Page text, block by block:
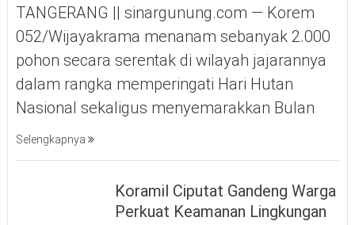
TANGERANG || sinargunung.com — Korem
052/Wijayakrama menanam sebanyak 2.000
pohon secara serentak di wilayah jajarannya
dalam rangka memperingati Hari Hutan
Nasional sekaligus menyemarakkan Bulan
Selengkapnya
Koramil Ciputat Gandeng Warga
Perkuat Keamanan Lingkungan